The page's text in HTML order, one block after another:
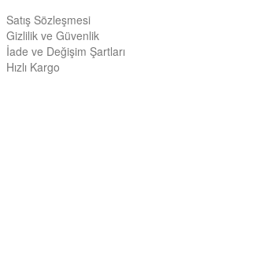
Satış Sözleşmesi
Gizlilik ve Güvenlik
İade ve Değişim Şartları
Hızlı Kargo